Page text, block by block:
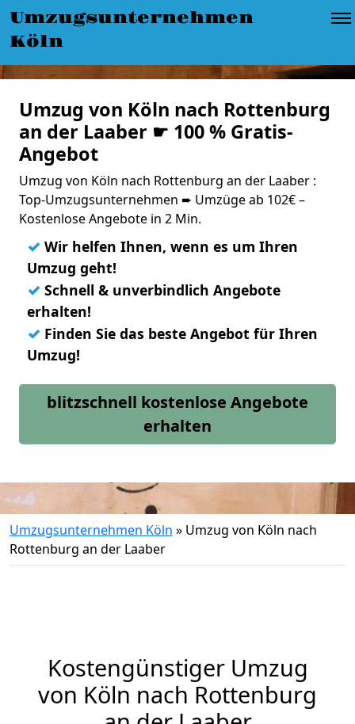
Umzugsunternehmen
Köln
Umzug von Köln nach Rottenburg
an der Laaber ☛ 100 % Gratis-
Angebot
Umzug von Köln nach Rottenburg an der Laaber :
Top-Umzugsunternehmen ➨ Umzüge ab 102€ –
Kostenlose Angebote in 2 Min.
✓ Wir helfen Ihnen, wenn es um Ihren
Umzug geht!
✓ Schnell & unverbindlich Angebote
erhalten!
✓ Finden Sie das beste Angebot für Ihren
Umzug!
blitzschnell kostenlose Angebote
erhalten
Umzugsunternehmen Köln » Umzug von Köln nach
Rottenburg an der Laaber
Kostengünstiger Umzug
von Köln nach Rottenburg